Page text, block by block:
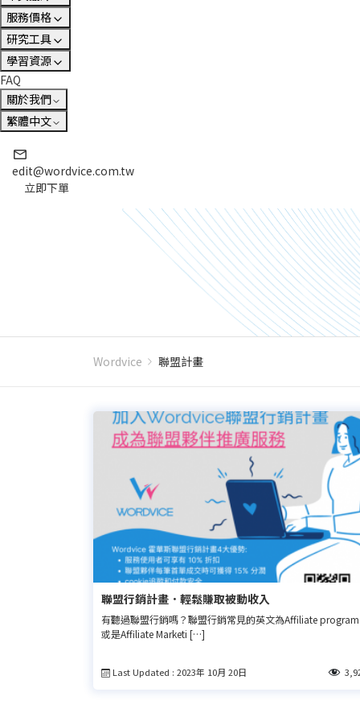
服務價格
研究工具
學習資源
FAQ
關於我們
繁體中文
edit@wordvice.com.tw
立即下單
Wordvice 聯盟計畫
聯盟行銷計畫．輕鬆賺取被動收入
有聽過聯盟行銷嗎？聯盟行銷常見的英文為Affiliate program
或是Affiliate Marketi […]
Last Updated : 2023年 10月 20日